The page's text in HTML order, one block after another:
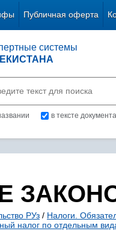
Публичная оферта
системы
в тексте документа
РУз / Налоги.
налог по отдельным